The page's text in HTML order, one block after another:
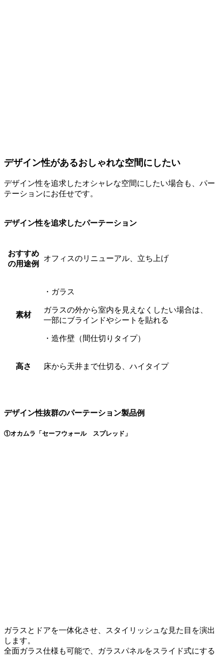
デザイン性があるおしゃれな空間にしたい
デザイン性を追求したオシャレな空間にしたい場合も、パー
テーションにお任せです。
デザイン性を追求したパーテーション
おすすめ
の用途例
オフィスのリニューアル、立ち上げ
素材
・ガラス
ガラスの外から室内を見えなくしたい場合は、
一部にブラインドやシートを貼れる
・造作壁（間仕切りタイプ）
高さ 床から天井まで仕切る、ハイタイプ
デザイン性抜群のパーテーション製品例
①オカムラ「セーフウォール スプレッド」
ガラスとドアを一体化させ、スタイリッシュな見た目を演出
します。
全面ガラス仕様も可能で、ガラスパネルをスライド式にする